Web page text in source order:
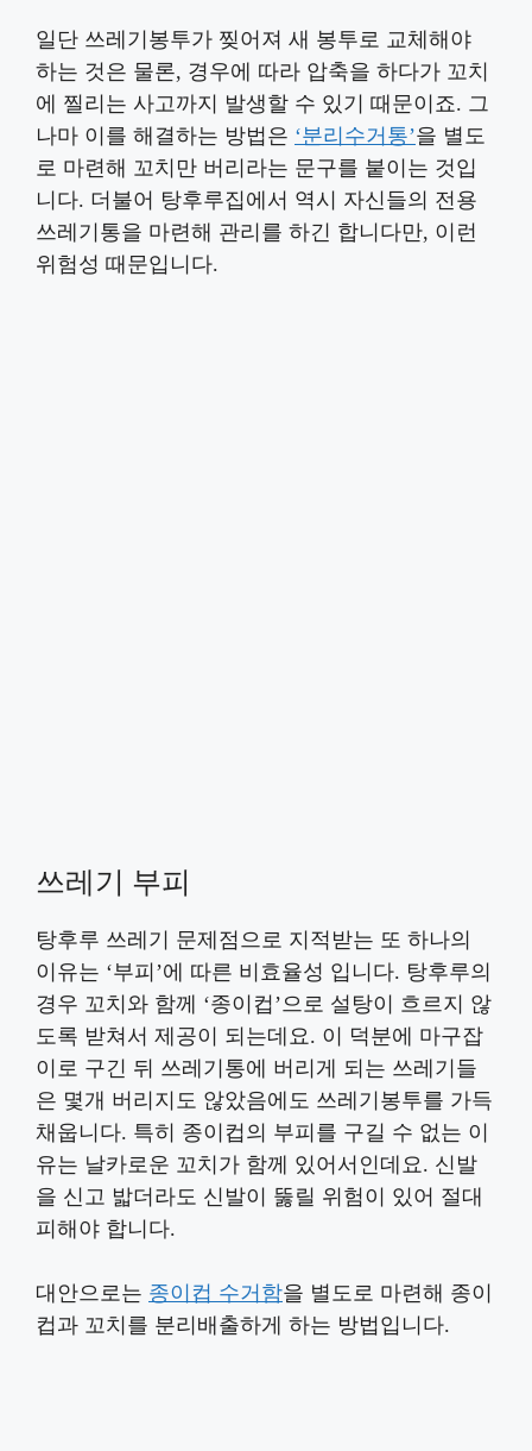
일단 쓰레기봉투가 찢어져 새 봉투로 교체해야
하는 것은 물론, 경우에 따라 압축을 하다가 꼬치
에 찔리는 사고까지 발생할 수 있기 때문이죠. 그
나마 이를 해결하는 방법은 ‘분리수거통’을 별도
로 마련해 꼬치만 버리라는 문구를 붙이는 것입
니다. 더불어 탕후루집에서 역시 자신들의 전용
쓰레기통을 마련해 관리를 하긴 합니다만, 이런
위험성 때문입니다.
쓰레기 부피
탕후루 쓰레기 문제점으로 지적받는 또 하나의
이유는 ‘부피’에 따른 비효율성 입니다. 탕후루의
경우 꼬치와 함께 ‘종이컵’으로 설탕이 흐르지 않
도록 받쳐서 제공이 되는데요. 이 덕분에 마구잡
이로 구긴 뒤 쓰레기통에 버리게 되는 쓰레기들
은 몇개 버리지도 않았음에도 쓰레기봉투를 가득
채웁니다. 특히 종이컵의 부피를 구길 수 없는 이
유는 날카로운 꼬치가 함께 있어서인데요. 신발
을 신고 밟더라도 신발이 뚫릴 위험이 있어 절대
피해야 합니다.
대안으로는 종이컵 수거함을 별도로 마련해 종이
컵과 꼬치를 분리배출하게 하는 방법입니다.